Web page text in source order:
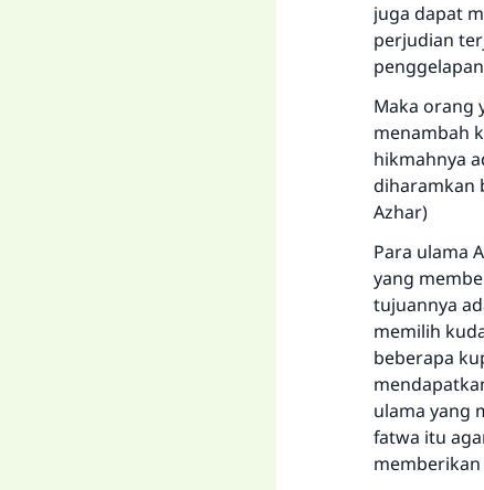
juga dapat
perjudian
Maka orang
menambah
hikmahnya
diharamkan
Azhar)
Para ulama
yang
tujuannya
memilih
beberapa
ulama yang
fatwa itu